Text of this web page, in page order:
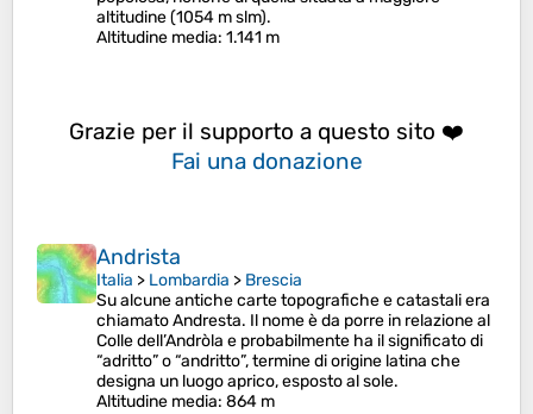
altitudine (1054 m slm).
Altitudine media: 1.141 m
Grazie per il supporto a questo sito ❤️
Fai una donazione
Andrista
Italia > Lombardia > Brescia
Su alcune antiche carte topografiche e catastali era
chiamato Andresta. Il nome è da porre in relazione al
Colle dell’Andròla e probabilmente ha il significato di
“adritto” o “andritto”, termine di origine latina che
designa un luogo aprico, esposto al sole.
Altitudine media: 864 m